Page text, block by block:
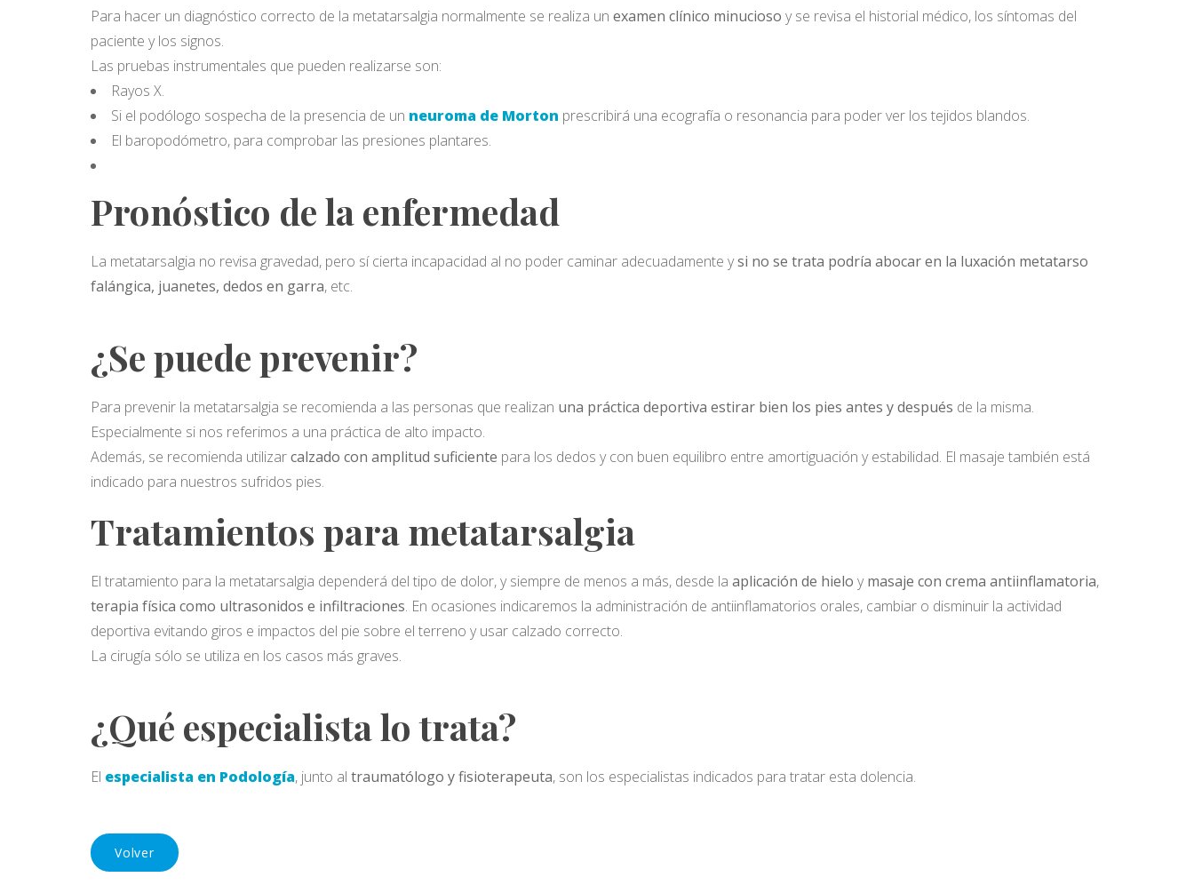
Para hacer un diagnóstico correcto de la metatarsalgia normalmente se realiza un examen clínico minucioso y se revisa el historial médico, los síntomas del
paciente y los signos.
Las pruebas instrumentales que pueden realizarse son:
Rayos X.
Si el podólogo sospecha de la presencia de un neuroma de Morton prescribirá una ecografía o resonancia para poder ver los tejidos blandos.
El baropodómetro, para comprobar las presiones plantares.
Pronóstico de la enfermedad
La metatarsalgia no revisa gravedad, pero sí cierta incapacidad al no poder caminar adecuadamente ysi no se trata podría abocar en la luxación metatarso
falángica, juanetes, dedos en garra, etc.
¿Se puede prevenir?
Para prevenir la metatarsalgia se recomienda a las personas que realizan una práctica deportiva estirar bien los pies antes y después de la misma.
Especialmente si nos referimos a una práctica de alto impacto.
Además, se recomienda utilizarcalzado con amplitud suficiente para los dedos y con buen equilibro entre amortiguación y estabilidad. El masaje también está
indicado para nuestros sufridos pies.
Tratamientos para metatarsalgia
El tratamiento para la metatarsalgia dependerá del tipo de dolor, y siempre de menos a más, desde la aplicación de hielo ymasaje con crema antiinflamatoria,
terapia física como ultrasonidos e infiltraciones. En ocasiones indicaremos la administración de antiinflamatorios orales, cambiar o disminuir la actividad
deportiva evitando giros e impactos del pie sobre el terreno y usar calzado correcto.
La cirugía sólo se utiliza en los casos más graves.
¿Qué especialista lo trata?
El especialista en Podología, junto al traumatólogo y fisioterapeuta, son los especialistas indicados para tratar esta dolencia.
Volver